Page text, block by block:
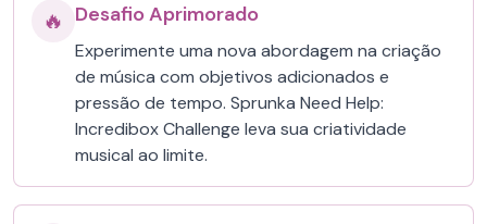
🔥 Desafio Aprimorado
Experimente uma nova abordagem na criação
de música com objetivos adicionados e
pressão de tempo. Sprunka Need Help:
Incredibox Challenge leva sua criatividade
musical ao limite.